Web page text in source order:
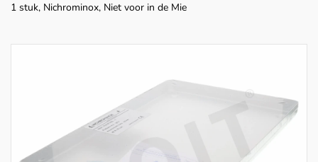
1 stuk, Nichrominox, Niet voor in de Mie